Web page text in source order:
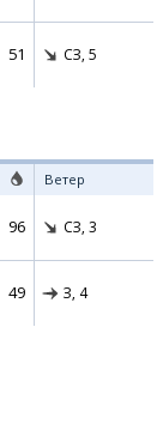
51 СЗ, 5
Ветер
96 СЗ, 3
49 З, 4